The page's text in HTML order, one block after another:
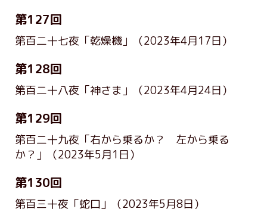
第127回
第百二十七夜「乾燥機」 （2023年4月17日）
第128回
第百二十八夜「神さま」 （2023年4月24日）
第129回
第百二十九夜「右から乗るか？ 左から乗る
か？」
（2023年5月1日）
第130回
第百三十夜「蛇口」 （2023年5月8日）